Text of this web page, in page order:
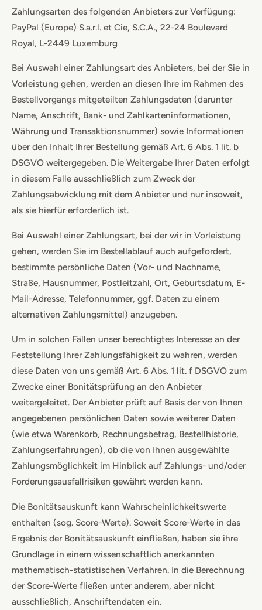
Zahlungsarten des folgenden Anbieters zur Verfügung:
PayPal (Europe) S.a.r.l. et Cie, S.C.A., 22-24 Boulevard
Royal, L-2449 Luxemburg
Bei Auswahl einer Zahlungsart des Anbieters, bei der Sie in
Vorleistung gehen, werden an diesen Ihre im Rahmen des
Bestellvorgangs mitgeteilten Zahlungsdaten (darunter
Name, Anschrift, Bank- und Zahlkarteninformationen,
Währung und Transaktionsnummer) sowie Informationen
über den Inhalt Ihrer Bestellung gemäß Art. 6 Abs. 1 lit. b
DSGVO weitergegeben. Die Weitergabe Ihrer Daten erfolgt
in diesem Falle ausschließlich zum Zweck der
Zahlungsabwicklung mit dem Anbieter und nur insoweit,
als sie hierfür erforderlich ist.
Bei Auswahl einer Zahlungsart, bei der wir in Vorleistung
gehen, werden Sie im Bestellablauf auch aufgefordert,
bestimmte persönliche Daten (Vor- und Nachname,
Straße, Hausnummer, Postleitzahl, Ort, Geburtsdatum, E-
Mail-Adresse, Telefonnummer, ggf. Daten zu einem
alternativen Zahlungsmittel) anzugeben.
Um in solchen Fällen unser berechtigtes Interesse an der
Feststellung Ihrer Zahlungsfähigkeit zu wahren, werden
diese Daten von uns gemäß Art. 6 Abs. 1 lit. f DSGVO zum
Zwecke einer Bonitätsprüfung an den Anbieter
weitergeleitet. Der Anbieter prüft auf Basis der von Ihnen
angegebenen persönlichen Daten sowie weiterer Daten
(wie etwa Warenkorb, Rechnungsbetrag, Bestellhistorie,
Zahlungserfahrungen), ob die von Ihnen ausgewählte
Zahlungsmöglichkeit im Hinblick auf Zahlungs- und/oder
Forderungsausfallrisiken gewährt werden kann.
Die Bonitätsauskunft kann Wahrscheinlichkeitswerte
enthalten (sog. Score-Werte). Soweit Score-Werte in das
Ergebnis der Bonitätsauskunft einfließen, haben sie ihre
Grundlage in einem wissenschaftlich anerkannten
mathematisch-statistischen Verfahren. In die Berechnung
der Score-Werte fließen unter anderem, aber nicht
ausschließlich, Anschriftendaten ein.